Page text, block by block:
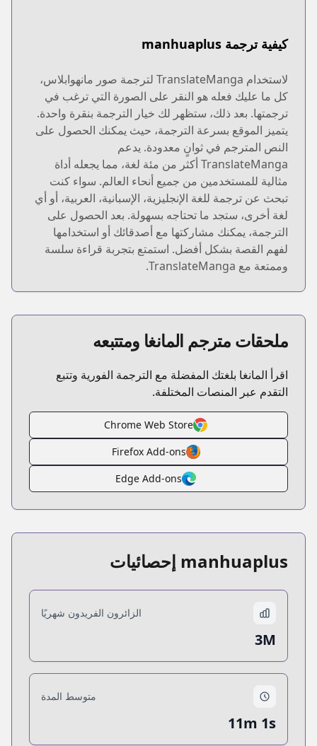
كيفية ترجمة manhuaplus
لاستخدام TranslateManga لترجمة صور مانهوابلاس،
كل ما عليك فعله هو النقر على الصورة التي ترغب في
ترجمتها. بعد ذلك، ستظهر لك خيار الترجمة بنقرة واحدة.
يتميز الموقع بسرعة الترجمة، حيث يمكنك الحصول على
النص المترجم في ثوانٍ معدودة. يدعم
TranslateManga أكثر من مئة لغة، مما يجعله أداة
مثالية للمستخدمين من جميع أنحاء العالم. سواء كنت
تبحث عن ترجمة للغة الإنجليزية، الإسبانية، العربية، أو أي
لغة أخرى، ستجد ما تحتاجه بسهولة. بعد الحصول على
الترجمة، يمكنك مشاركتها مع أصدقائك أو استخدامها
لفهم القصة بشكل أفضل. استمتع بتجربة قراءة سلسة
وممتعة مع TranslateManga.
ملحقات مترجم المانغا ومتتبعه
اقرأ المانغا بلغتك المفضلة مع الترجمة الفورية وتتبع
التقدم عبر المنصات المختلفة.
Chrome Web Store
Firefox Add-ons
Edge Add-ons
manhuaplus إحصائيات
الزائرون الفريدون شهريًا
3M
متوسط المدة
11m 1s